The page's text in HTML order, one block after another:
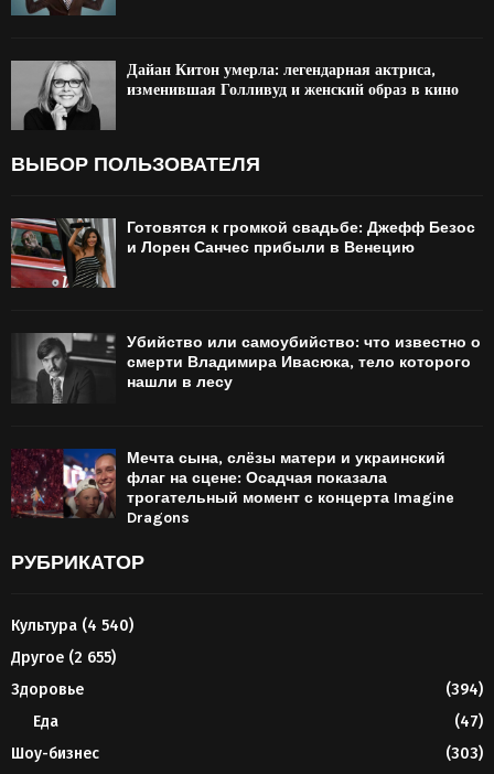
Дайан Китон умерла: легендарная актриса,
изменившая Голливуд и женский образ в кино
ВЫБОР ПОЛЬЗОВАТЕЛЯ
Готовятся к громкой свадьбе: Джефф Безос
и Лорен Санчес прибыли в Венецию
Убийство или самоубийство: что известно о
смерти Владимира Ивасюка, тело которого
нашли в лесу
Мечта сына, слёзы матери и украинский
флаг на сцене: Осадчая показала
трогательный момент с концерта Imagine
Dragons
РУБРИКАТОР
Культура (4 540)
Другое (2 655)
Здоровье
(394)
Еда
(47)
Шоу-бизнес
(303)